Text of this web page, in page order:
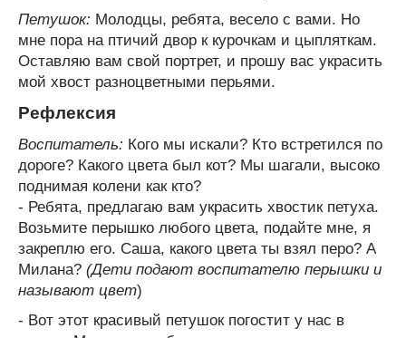
Петушок: Молодцы, ребята, весело с вами. Но
мне пора на птичий двор к курочкам и цыпляткам.
Оставляю вам свой портрет, и прошу вас украсить
мой хвост разноцветными перьями.
Рефлексия
Воспитатель: Кого мы искали? Кто встретился по
дороге? Какого цвета был кот? Мы шагали, высоко
поднимая колени как кто?
- Ребята, предлагаю вам украсить хвостик петуха.
Возьмите перышко любого цвета, подайте мне, я
закреплю его. Саша, какого цвета ты взял перо? А
Милана? (Дети подают воспитателю перышки и
называют цвет)
- Вот этот красивый петушок погостит у нас в